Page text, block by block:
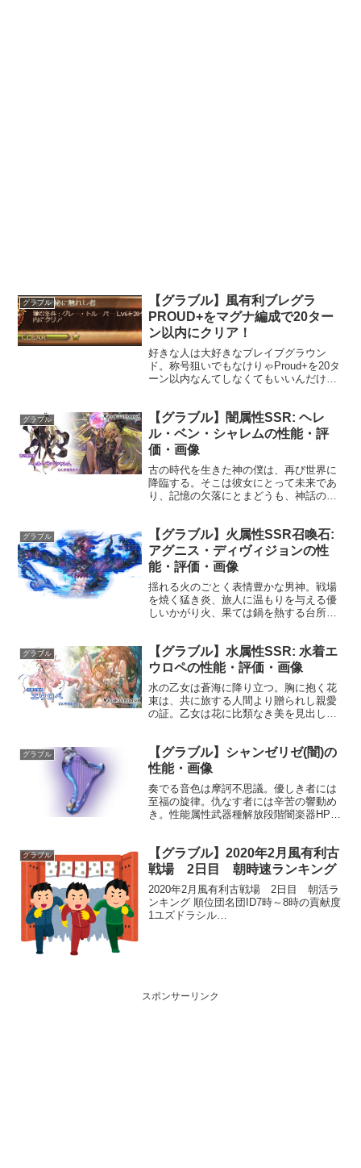
グラブル
【グラブル】風有利ブレグラ
PROUD+をマグナ編成で20ター
ン以内にクリア！
好きな人は大好きなブレイブグラウン
ド。称号狙いでもなけりゃProud+を20タ
ーン以内なんてしなくてもいいんだけ
禁断の技水着クロエガチャなしで15ター
ンで達成することが...
グラブル
【グラブル】闇属性SSR: ヘレ
ル・ベン・シャレムの性能・評
価・画像
古の時代を生きた神の僕は、再び世界に
降臨する。そこは彼女にとって未来であ
り、記憶の欠落にとまどうも、神話の空
不明趣味：人間観察好き：詮索、暴露、
新感覚調味料苦手：閉...
グラブル
【グラブル】火属性SSR召喚石:
アグニス・ディヴィジョンの性
能・評価・画像
揺れる火のごとく表情豊かな男神。戦場
を焼く猛き炎、旅人に温もりを与える優
しいかがり火、果ては鍋を熱する台所の
HP攻撃力MAXLv9192310150召喚裁きの
炎☆☆☆☆...
グラブル
【グラブル】水属性SSR: 水着エ
ウロペの性能・評価・画像
水の乙女は蒼海に降り立つ。胸に抱く花
束は、共に旅する人間より贈られし親愛
の証。乙女は花に比類なき美を見出し、
晶獣趣味：散歩好き：ガブリエルとのお
茶会、美しいもの苦手：騒...
グラブル
【グラブル】シャンゼリゼ(闇)の
性能・画像
奏でる音色は摩訶不思議。優しき者には
至福の旋律。仇なす者には辛苦の響動め
き。性能属性武器種解放段階闇楽器HP攻
1,685,000ダメージ〕味方全体の闇属性攻
撃2...
グラブル
【グラブル】2020年2月風有利古
戦場 2日目 朝時速ランキング
2020年2月風有利古戦場 2日目 朝活ラ
ンキング 順位団名団ID7時～8時の貢献度
1ユズドラシル
スポンサーリンク